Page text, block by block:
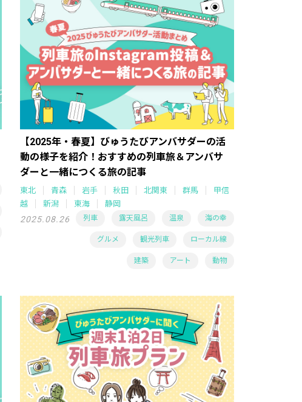
【2025年・春夏】びゅうたびアンバサダーの活
動の様子を紹介！おすすめの列車旅＆アンバサ
ダーと一緒につくる旅の記事
東北 青森 岩手 秋田 北関東 群馬
甲信
越
新潟 東海 静岡
2025.08.26 列車 露天風呂 温泉 海の幸
グルメ 観光列車 ローカル線
建築 アート 動物